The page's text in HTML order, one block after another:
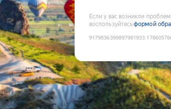
Если у вас возникли
воспользуйтесьформой
9179836399897981933: